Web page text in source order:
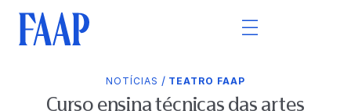
NOTÍCIAS / TEATRO FAAP
Curso ensina técnicas das artes